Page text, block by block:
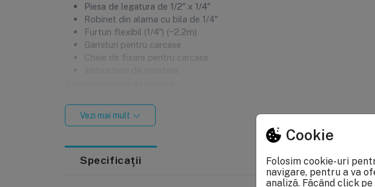
Piesa de legatura de 1/2″ x 1/4″
Robinet din alama cu bila de 1/4"
Furtun flexibil (1/4″) (~2.2m)
Garnituri pentru carcase
Cheie de fixare pentru carcase
Sistemul elimina gustul si mirosul neplacut al apei
Se monteaza usor sub chiuveta din bucatarie
Elimina foarte bine impuritatile, bacteriile si virusii din apa
Este compact si nu ocupa spatiu in bucatarie
Se pastreaza in apa mineralele benefice
Vezi mai mult
Specificații
Cookie
Folosim cookie-uri
navigare, pentru a va
analiză. Făcând click